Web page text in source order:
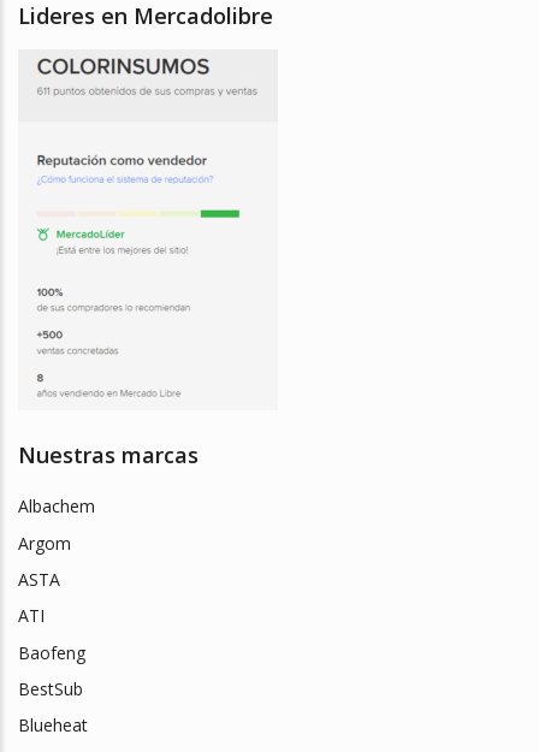
Lideres en Mercadolibre
Nuestras marcas
Albachem
Argom
ASTA
ATI
Baofeng
BestSub
Blueheat